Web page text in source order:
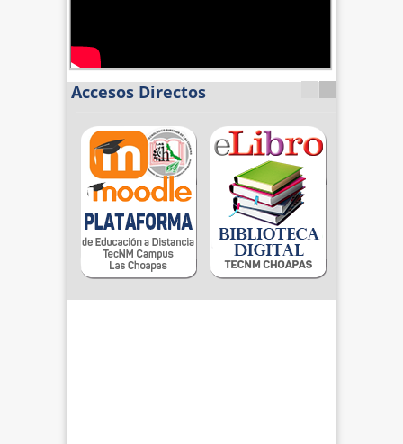
Accesos Directos